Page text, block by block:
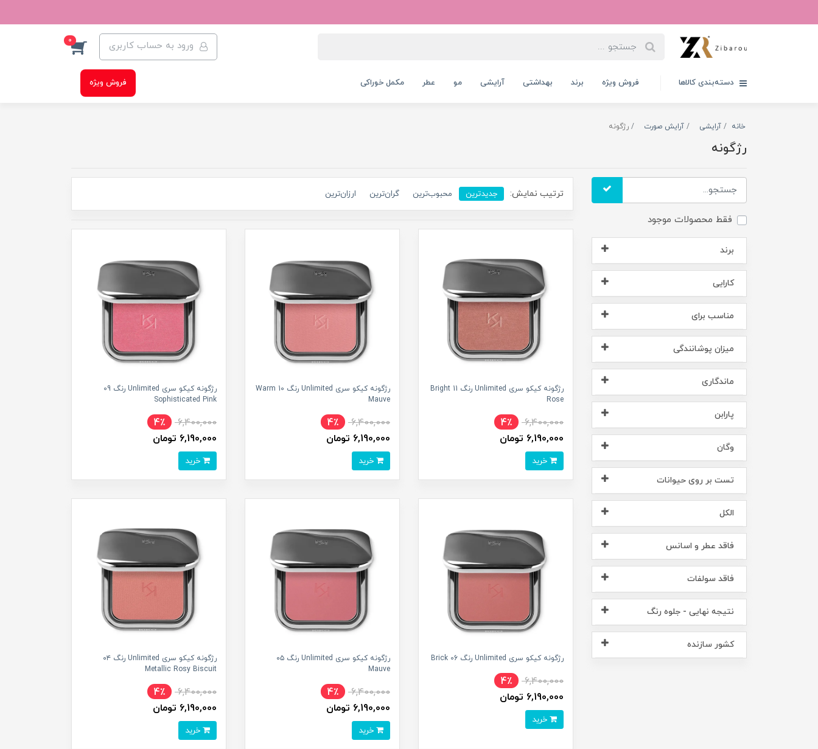
ورود به حساب کاربری 0
دسته‌بندی کالاها فروش ویژه برند بهداشتی آرایشی مو عطر مکمل خوراکی فروش ویژه
خانه آرایشی آرایش صورت رژگونه
رژگونه
فقط محصولات موجود
برند
کارایی
مناسب برای
میزان پوشانندگی
ماندگاری
پارابن
وگان
تست بر روی حیوانات
الکل
فاقد عطر و اسانس
فاقد سولفات
نتیجه نهایی - جلوه رنگ
کشور سازنده
ترتیب نمایش: جدیدترین محبوب‌ترین گران‌ترین ارزان‌ترین
رژگونه کیکو سری Unlimited رنگ 11 Bright
Rose
6,400,000
4٪
6,190,000 تومان
رژگونه کیکو سری Unlimited رنگ 10 Warm
Mauve
6,400,000
4٪
6,190,000 تومان
خرید
رژگونه کیکو سری Unlimited رنگ 09
Sophisticated Pink
6,400,000
4٪
6,190,000 تومان
خرید
رژگونه کیکو سری Unlimited رنگ 06 Brick
6,400,000
4٪
6,190,000 تومان
رژگونه کیکو سری Unlimited رنگ ۰۵
Mauve
6,400,000
4٪
6,190,000 تومان
خرید
رژگونه کیکو سری Unlimited رنگ ۰۴
Metallic Rosy Biscuit
6,400,000
4٪
6,190,000 تومان
خرید